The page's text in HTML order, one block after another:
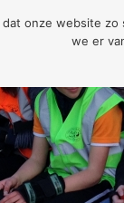
onze website
we er